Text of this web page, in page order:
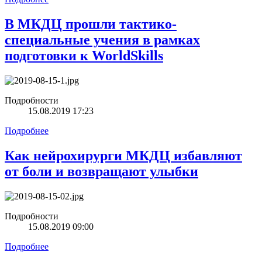
В МКДЦ прошли тактико-
специальные учения в рамках
подготовки к WorldSkills
Подробности
15.08.2019 17:23
Подробнее
Как нейрохирурги МКДЦ избавляют
от боли и возвращают улыбки
Подробности
15.08.2019 09:00
Подробнее